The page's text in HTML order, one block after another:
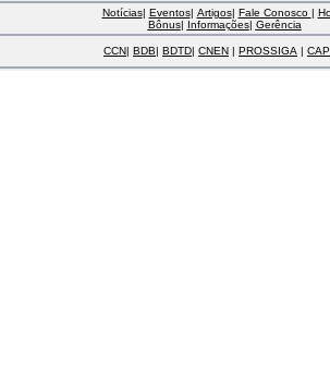
Notícias| Eventos| Artigos| Fale Conosco |
Bônus| Informações| Gerência
CCN| BDB| BDTD| CNEN | PROSSIGA |